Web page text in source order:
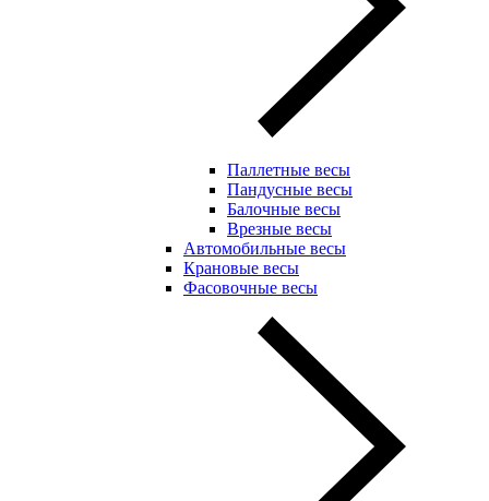
Паллетные весы
Пандусные весы
Балочные весы
Врезные весы
Автомобильные весы
Крановые весы
Фасовочные весы